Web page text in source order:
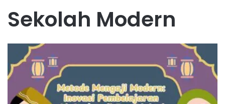
Sekolah Modern